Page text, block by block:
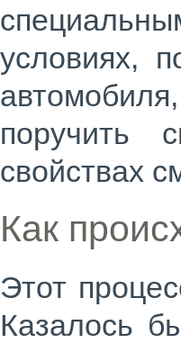
условиях,
поручить
свойствах
Как
Этот
Казалось